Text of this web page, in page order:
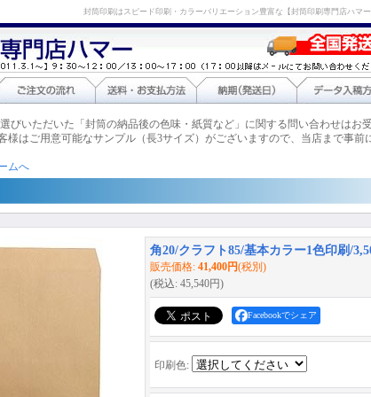
封筒印刷はスピード印刷・カラーバリエーション豊富な【封筒印刷専門店ハマ
びいただいた「封筒の納品後の色味・紙質など」に関する問い合わせはお
様はご用意可能なサンプル（長3サイズ）がございますので、当店まで事前
ムへ
角20/クラフト85/基本カラー1色印刷/
販売価格: 41,400円(税別)
(税込: 45,540円)
Facebookでシェア
印刷色: